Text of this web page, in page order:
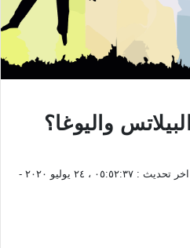
واليوغا؟
تحديث : ٠٥:٥٢:٣٧ ، ٢٤ يوليو ٢٠٢٠
-